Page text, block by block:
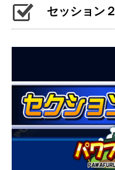
セッション２